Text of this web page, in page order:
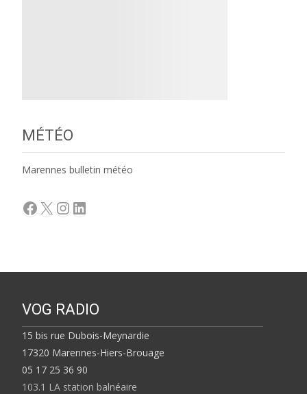
MÉTÉO
Marennes bulletin météo
Facebook
X Instagram
LinkedIn
VOG RADIO
15 bis rue Dubois-Meynardie
17320 Marennes-Hiers-Brouage
05 17 25 36 90
103.1 LA station balnéaire